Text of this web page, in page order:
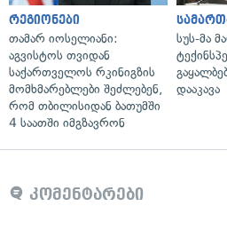
რეგიონები
თამარ იოსელიანი:
აგვისტოს თვიდან
საქართველოს რკინიგზის
მომხმარებლები შეძლებენ,
რომ თბილისიდან ბათუმში
4 საათში იმგზავრონ
სუს-მა
დააკავა
კომენტარები